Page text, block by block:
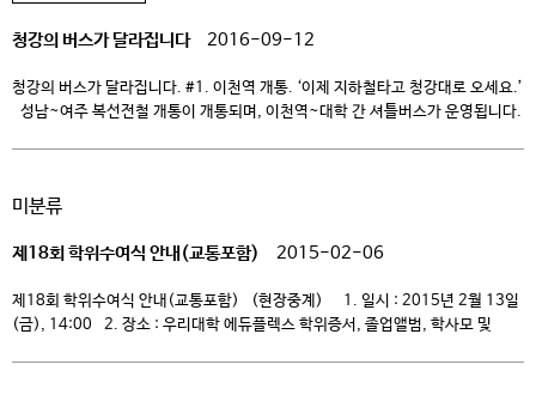
청강의 버스가 달라집니다 2016-09-12
청강의 버스가 달라집니다. #1. 이천역 개통. ‘이제 지하철타고 청강대로 오세요.’
성남~여주 복선전철 개통이 개통되며, 이천역~대학 간 셔틀버스가 운영됩니다.
최선을 다하겠습니다.
미분류
제18회 학위수여식 안내(교통포함) 2015-02-06
제18회 학위수여식 안내(교통포함) (현장중계) 1. 일시 : 2015년 2월 13일
(금), 14:00 2. 장소 : 우리대학 에듀플렉스 학위증서, 졸업앨범, 학사모 및